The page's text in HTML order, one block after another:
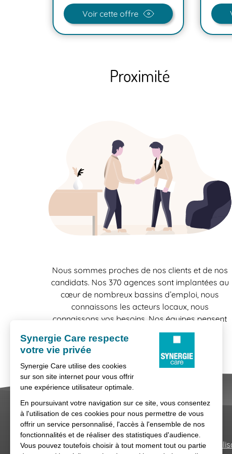
Voir cette offre
Proximité
Nous sommes proches de nos clients et de nos
candidats. Nos 370 agences sont implantées au
cœur de nombreux bassins d’emploi, nous
connaissons les acteurs locaux, nous
connaissons vos besoins. Nos équipes pensent
"localement" et agissent "localement", une
bonne raison de travailler en confiance.
Nous contacter Conditions générales